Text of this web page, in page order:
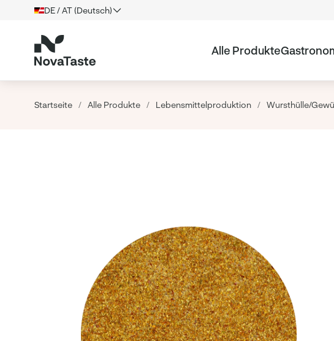
DE / AT (Deutsch)
Alle Produkte
Startseite / Alle Produkte / Lebensmittelproduktion / Wursthülle/